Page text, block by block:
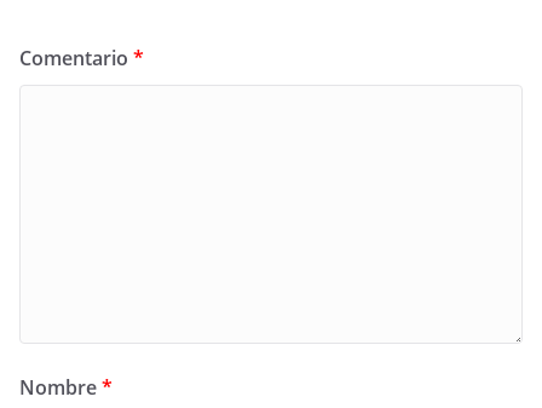
Comentario *
Nombre*